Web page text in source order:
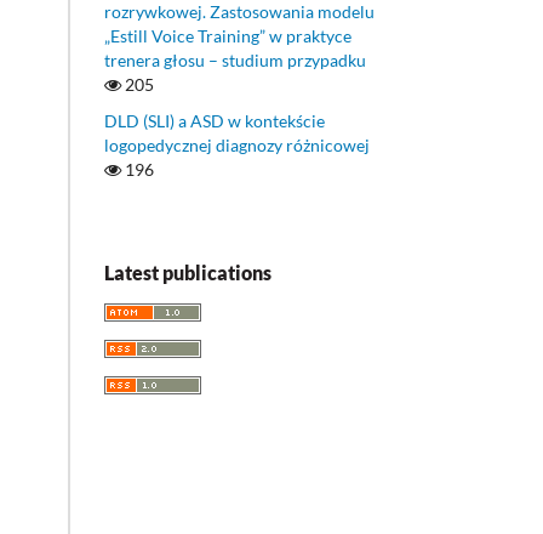
rozrywkowej. Zastosowania modelu
„Estill Voice Training” w praktyce
trenera głosu – studium przypadku
205
DLD (SLI) a ASD w kontekście
logopedycznej diagnozy różnicowej
196
Latest publications